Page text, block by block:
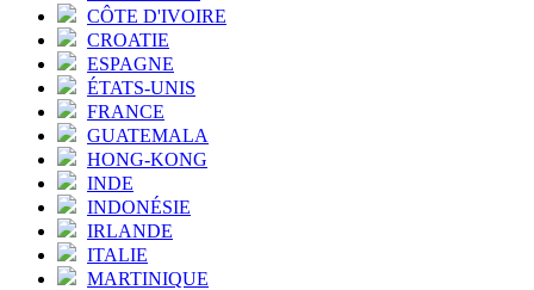
CÔTE D'IVOIRE
CROATIE
ESPAGNE
ÉTATS-UNIS
FRANCE
GUATEMALA
HONG-KONG
INDE
INDONÉSIE
IRLANDE
ITALIE
MARTINIQUE